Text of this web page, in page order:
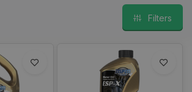
Filters